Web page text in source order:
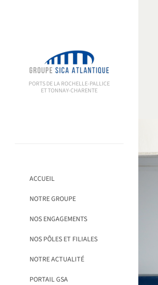
PORTS DE LA ROCHELLE-PALLICE
ET TONNAY-CHARENTE
ACCUEIL
NOTRE GROUPE
NOS ENGAGEMENTS
NOS PÔLES ET FILIALES
NOTRE ACTUALITÉ
PORTAIL GSA